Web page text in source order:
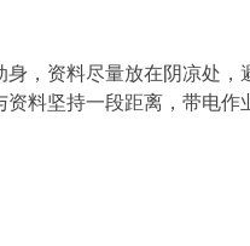
，资料尽量放在阴凉处，
料坚持一段距离，带电